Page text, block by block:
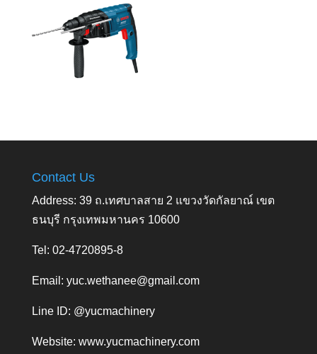
Contact Us
Address: 39 ถ.เทศบาลสาย 2 แขวงวัดกัลยาณ์ เขต
ธนบุรี กรุงเทพมหานคร 10600
Tel: 02-4720895-8
Email: yuc.wethanee@gmail.com
Line ID: @yucmachinery
Website: www.yucmachinery.com